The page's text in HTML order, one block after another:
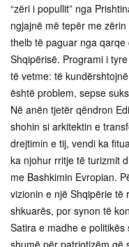
“zëri i popullit” nga
ngjajnë më tepër me
thelb të paguar nga
Shqipërisë. Programi i
të vetme: të
është problem, sepse
Në anën tjetër qëndron
shohin si arkitektin e
drejtimin e tij, vendi ka
ka njohur rritje të turizmit
me Bashkimin Evropian.
vizionin e një Shqipërie të
shkuarës, por synon të
Satira e madhe e
shumë për patriotizëm,që